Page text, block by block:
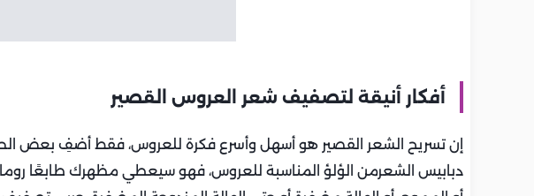
أفكار أنيقة لتصفيف شعر العروس القصير
إن تسريح الشعر القصير هو أسهل وأسرع فكرة للعروس، فقط أضفِ بعض
دبابيس الشعرمن الؤلؤ المناسبة للعروس، فهو سيعطي مظهرك طابعًا